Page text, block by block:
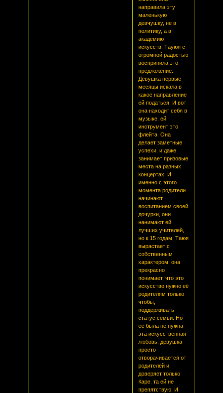
направила эту
маленькую
девчушку, не в
политику, а в
академию
искусств. Тауюя с
огромной радостью
воспринила это
предложение.
Девушка первые
месяцы искала в
какое направление
ей податься. И вот
она находит себя в
музыке, ей
инструмент это
флейта. Она
делает заметные
успехи, и даже
занимает призовые
места на разных
концертах. И
именно с этого
момента родители
начинают
воспитанием своей
дочурки, они
нанимают ей
лучших учителей,
но к 15 годам, Таюя
вырастает с
собственным
характером, она
прекрасно
понимает, что это
искусство нужно её
родителям только
чтобы,
поддерживать
статус семьи. Но
её была не нужна
эта искусственная
любовь, девушка
просто
отворачивается от
родителей и
доверяет только
Каре, та ей не
препятствую. И